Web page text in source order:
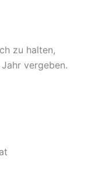
zu halten,
vergeben.